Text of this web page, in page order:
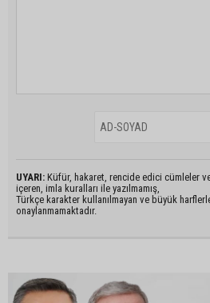
UYARI: Küfür, hakaret, rencide edici cümleler
içeren, imla kuralları ile yazılmamış,
Türkçe karakter kullanılmayan ve büyük
onaylanmamaktadır.